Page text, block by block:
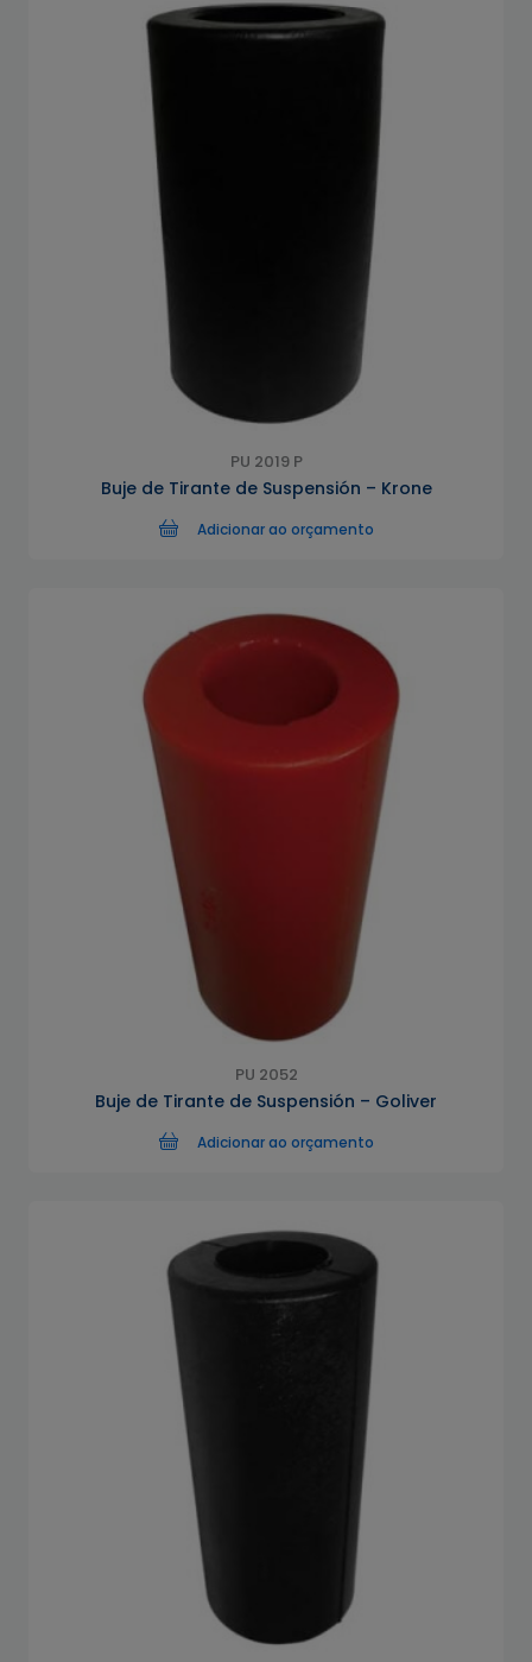
PU 2019 P
Buje de Tirante de Suspensión – Krone
Adicionar ao orçamento
PU 2052
Buje de Tirante de Suspensión – Goliver
Adicionar ao orçamento